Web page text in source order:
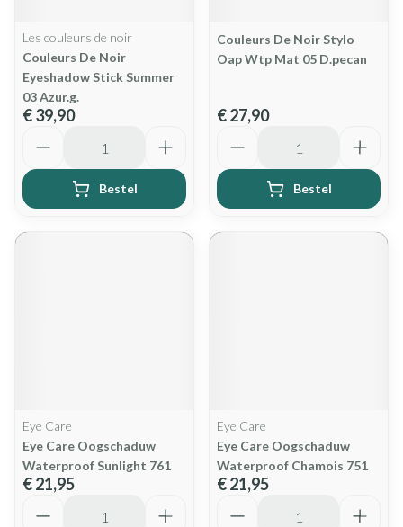
Les couleurs de noir
Couleurs De Noir
Eyeshadow Stick Summer
03 Azur.g.
€ 39,90
Bestel
Couleurs De Noir Stylo
Oap Wtp Mat 05 D.pecan
€ 27,90
Bestel
Eye Care
Eye Care Oogschaduw
Waterproof Sunlight 761
€ 21,95
Eye Care
Eye Care Oogschaduw
Waterproof Chamois 751
€ 21,95